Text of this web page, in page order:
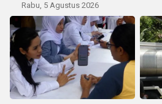
Rabu, 5 Agustus 2026